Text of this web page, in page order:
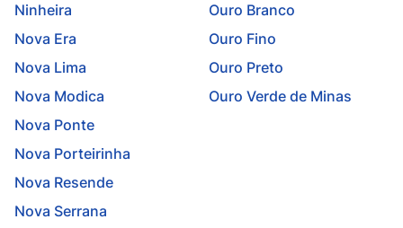
Ninheira
Nova Era
Nova Lima
Nova Modica
Nova Ponte
Nova Porteirinha
Nova Resende
Nova Serrana
Ouro Branco
Ouro Fino
Ouro Preto
Ouro Verde de Minas